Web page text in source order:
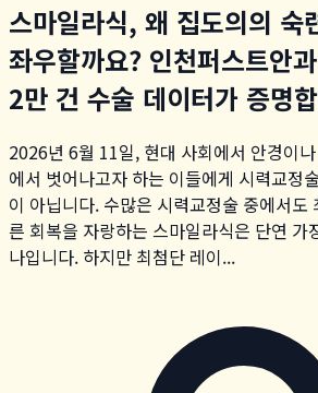
스마일라식, 왜 집도의의 숙
좌우할까요? 인천퍼스트안
2만 건 수술 데이터가 증명
2026년 6월 11일, 현대 사회에서 안경이
에서 벗어나고자 하는 이들에게 시력교정
이 아닙니다. 수많은 시력교정술 중에서도
른 회복을 자랑하는 스마일라식은 단연 가
나입니다. 하지만 최첨단 레이...